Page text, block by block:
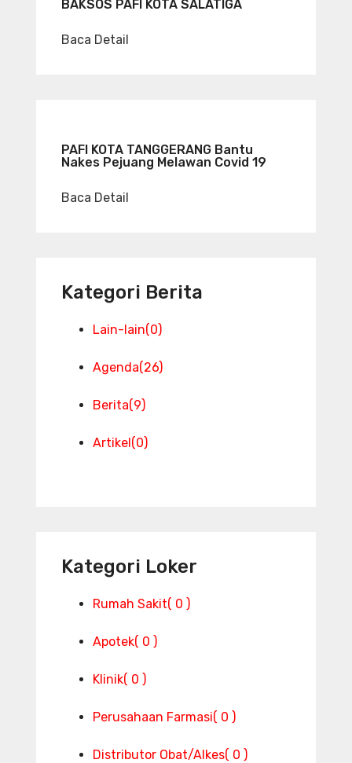
BAKSOS PAFI KOTA SALATIGA
Baca Detail
PAFI KOTA TANGGERANG Bantu
Nakes Pejuang Melawan Covid 19
Baca Detail
Kategori Berita
Lain-lain(0)
Agenda(26)
Berita(9)
Artikel(0)
Kategori Loker
Rumah Sakit( 0 )
Apotek( 0 )
Klinik( 0 )
Perusahaan Farmasi( 0 )
Distributor Obat/Alkes( 0 )